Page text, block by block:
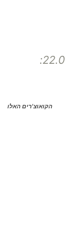
הקואוצ'רים האלו